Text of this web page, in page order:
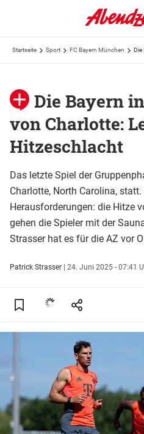
Startseite Sport FC Bayern München
Die Bayern
von Charlotte:
Hitzeschlacht
Das letzte Spiel der
Charlotte, North Carolina,
Herausforderungen: die Hitze
gehen die Spieler mit der
Strasser hat es für die AZ vor
Patrick Strasser | 24. Juni 2025 - 07:41